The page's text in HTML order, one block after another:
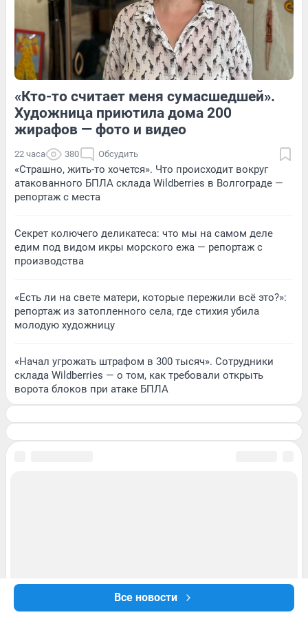
Все новости
Обсудить 10 Обсудить
Обсудить
«Кто-то считает меня сумасшедшей».
Художница приютила дома 200
жирафов — фото и видео
22 часа 380 Обсудить
«Страшно, жить-то хочется». Что происходит вокруг
атакованного БПЛА склада Wildberries в Волгограде —
репортаж с места
Секрет колючего деликатеса: что мы на самом деле
едим под видом икры морского ежа — репортаж с
производства
«Есть ли на свете матери, которые пережили всё это?»:
репортаж из затопленного села, где стихия убила
молодую художницу
«Начал угрожать штрафом в 300 тысяч». Сотрудники
склада Wildberries — о том, как требовали открыть
ворота блоков при атаке БПЛА